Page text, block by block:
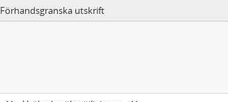
Förhandsgranska utskrift